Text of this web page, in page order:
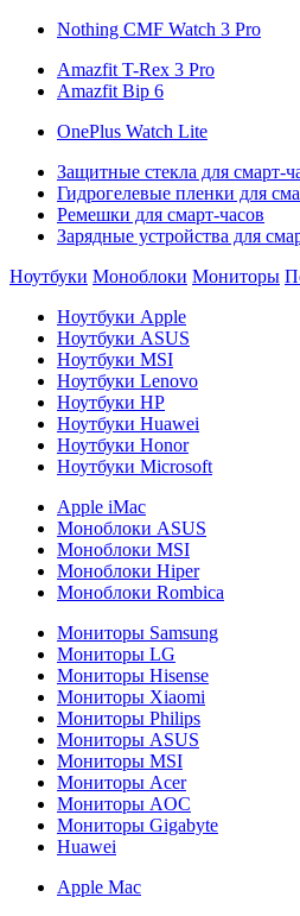
Nothing CMF Watch 3 Pro
Amazfit T-Rex 3 Pro
Amazfit Bip 6
OnePlus Watch Lite
Защитные стекла для смарт-
Гидрогелевые пленки для
Ремешки для смарт-часов
Зарядные устройства для
Ноутбуки Моноблоки Мониторы
Ноутбуки Apple
Ноутбуки ASUS
Ноутбуки MSI
Ноутбуки Lenovo
Ноутбуки HP
Ноутбуки Huawei
Ноутбуки Honor
Ноутбуки Microsoft
Apple iMac
Моноблоки ASUS
Моноблоки MSI
Моноблоки Hiper
Моноблоки Rombica
Мониторы Samsung
Мониторы LG
Мониторы Hisense
Мониторы Xiaomi
Мониторы Philips
Мониторы ASUS
Мониторы MSI
Мониторы Acer
Мониторы AOC
Мониторы Gigabyte
Huawei
Apple Mac